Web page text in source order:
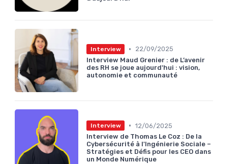
Interview •
22/09/2025
Interview Maud Grenier : de L’avenir
des RH se joue aujourd'hui : vision,
autonomie et communauté
Interview • 12/06/2025
Interview de Thomas Le Coz : De la
Cybersécurité à l'Ingénierie Sociale –
Stratégies et Défis pour les CEO dans
un Monde Numérique